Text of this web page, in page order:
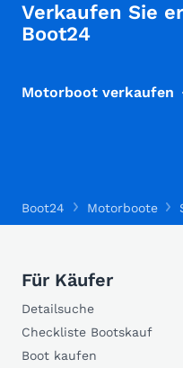
Verkaufen Sie
Boot24
Motorboot verkaufen
Boot24 Motorboote
Für Käufer
Detailsuche
Checkliste Bootskauf
Boot kaufen